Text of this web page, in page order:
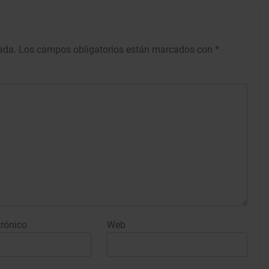
Los campos obligatorios están marcados con *
Web